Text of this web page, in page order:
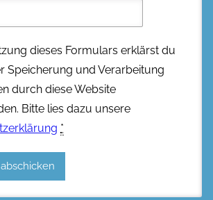
dieses Formulars erklärst du
Speicherung und Verarbeitung
durch diese Website
Bitte lies dazu unsere
*